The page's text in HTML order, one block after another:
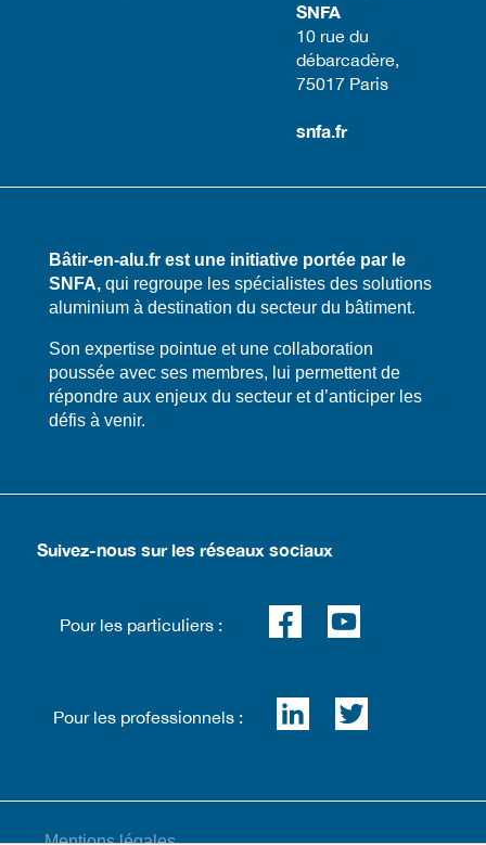
SNFA
​10 rue du
débarcadère,
75017 Paris​
snfa.fr
Bâtir-en-alu.fr est une initiative portée par le
SNFA,qui regroupe les spécialistes des solutions
aluminium à destination du secteur du bâtiment.
​​Son expertise pointue et une collaboration
poussée avec ses membres, lui permettent de
répondre aux enjeux du secteur et d’anticiper les
défis à venir.
Suivez-nous sur les réseaux sociaux
Pour les particuliers :
Pour les professionnels :
Mentions légales